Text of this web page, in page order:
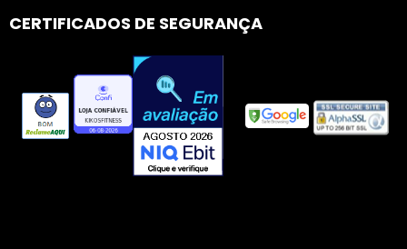
CERTIFICADOS DE SEGURANÇA